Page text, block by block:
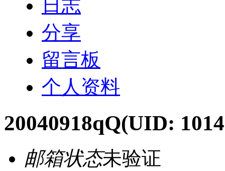
日志
分享
留言板
个人资料
20040918qQ(UID:
邮箱状态未验证